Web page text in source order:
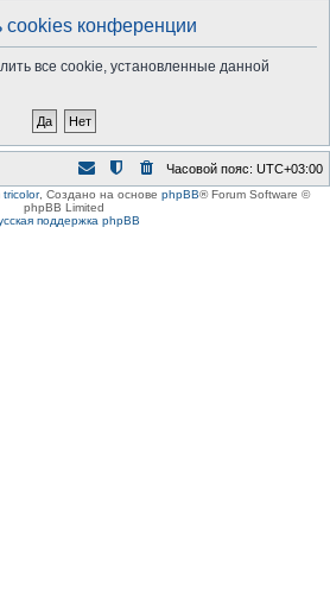
cookies конференции
все cookie, установленные данной
Часовой пояс: UTC+03:00
tricolor, Создано на основе phpBB® Forum Software ©
phpBB Limited
поддержка phpBB